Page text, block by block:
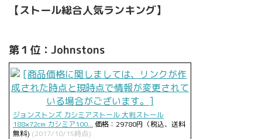
【ストール総合人気ランキング】
第１位：Johnstons
ジョンストンズ カシミアストール 大判ストール
188×72cm カシミア100... 価格：29780円（税込、送料
無料) (2017/10/15時点)